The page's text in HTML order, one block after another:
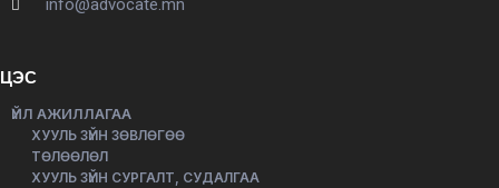
info@advocate.mn
ЦЭС
ҮЙЛ АЖИЛЛАГАА
ХУУЛЬ ЗҮЙН ЗӨВЛӨГӨӨ
ТӨЛӨӨЛӨЛ
ХУУЛЬ ЗҮЙН СУРГАЛТ, СУДАЛГАА